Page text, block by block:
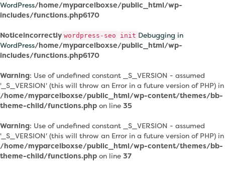
WordPress/home/myparcelboxse/public_html/wp-
includes/functions.php6170
Noticeincorrectly wordpress-seo init Debugging in
WordPress/home/myparcelboxse/public_html/wp-
includes/functions.php6170
Warning: Use of undefined constant _S_VERSION - assumed
'_S_VERSION' (this will throw an Error in a future version of PHP) in
/home/myparcelboxse/public_html/wp-content/themes/bb-
theme-child/functions.php on line 35
Warning: Use of undefined constant _S_VERSION - assumed
'_S_VERSION' (this will throw an Error in a future version of PHP) in
/home/myparcelboxse/public_html/wp-content/themes/bb-
theme-child/functions.php on line 37